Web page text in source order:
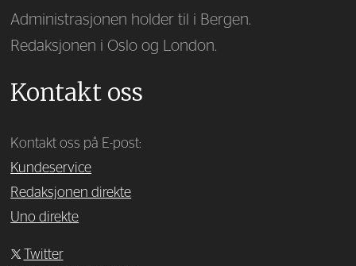
Administrasjonen holder til i Bergen.
Redaksjonen i Oslo og London.
Kontakt oss
Kontakt oss på E-post:
Kundeservice
Redaksjonen direkte
Uno direkte
Twitter